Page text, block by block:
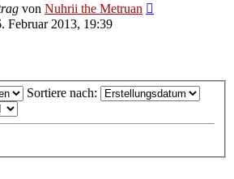
von Nuhrii the Metruan
Februar 2013, 19:39
Sortiere nach: